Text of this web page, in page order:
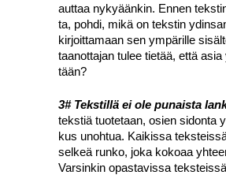
aut­taa nyky­ään­kin. Ennen
ta, poh­di, mikä on teks­tin
kir­joit­ta­maan sen ympä­ril­le
taa­not­ta­jan tulee tie­tää, että
tään?
3# Teks­til­lä ei ole punais­ta
teks­tiä tuo­te­taan, osien sidon­ta
kus unoh­tua. Kai­kis­sa
sel­keä run­ko, joka koko­aa
Var­sin­kin opas­ta­vis­sa